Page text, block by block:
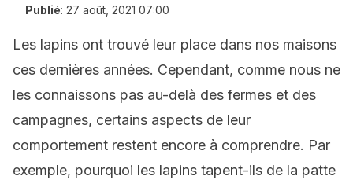
Publié: 27 août, 2021 07:00
Les lapins ont trouvé leur place dans nos maisons
ces dernières années. Cependant, comme nous ne
les connaissons pas au-delà des fermes et des
campagnes, certains aspects de leur
comportement restent encore à comprendre. Par
exemple, pourquoi les lapins tapent-ils de la patte